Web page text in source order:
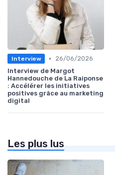
Interview •
26/06/2026
Interview de Margot
Hannedouche de La Raiponse
: Accélérer les initiatives
positives grâce au marketing
digital
Les plus lus